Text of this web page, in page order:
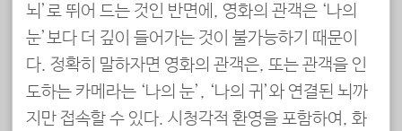
뇌’로 뛰어 드는 것인 반면에, 영화의 관객은 ‘나의
눈’보다 더 깊이 들어가는 것이 불가능하기 때문이
다. 정확히 말하자면 영화의 관객은, 또는 관객을 인
도하는 카메라는 ‘나의 눈’, ‘나의 귀’와 연결된 뇌까
지만 접속할 수 있다. 시청각적 환영을 포함하여, 화